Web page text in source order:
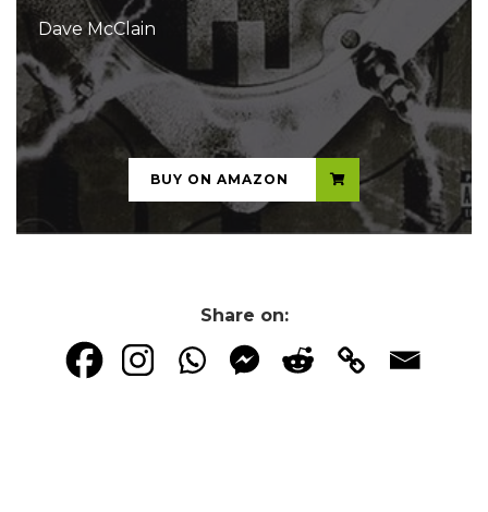
Dave McClain
...
BUY ON AMAZON
Share on: